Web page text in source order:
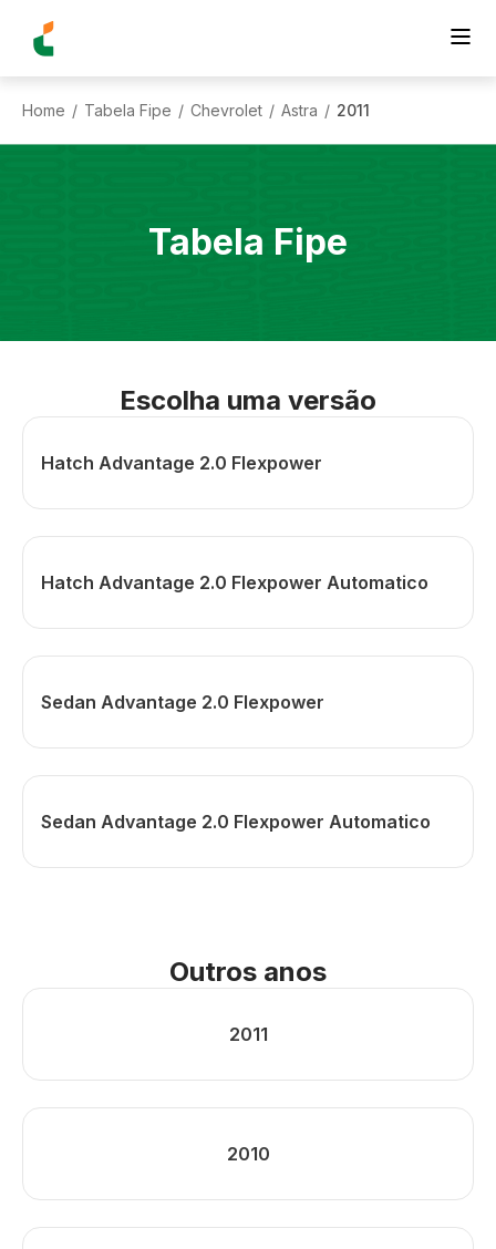
Home / Tabela Fipe / Chevrolet / Astra / 2011
Tabela Fipe
Escolha uma versão
Hatch Advantage 2.0 Flexpower
Hatch Advantage 2.0 Flexpower Automatico
Sedan Advantage 2.0 Flexpower
Sedan Advantage 2.0 Flexpower Automatico
Outros anos
2011
2010